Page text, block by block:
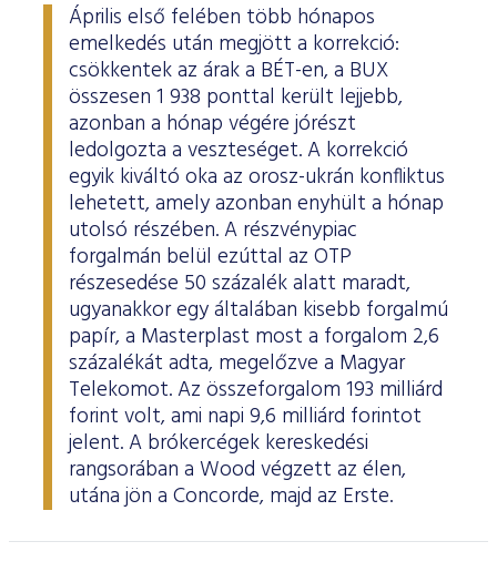
Április első felében több hónapos
emelkedés után megjött a korrekció:
csökkentek az árak a BÉT-en, a BUX
összesen 1 938 ponttal került lejjebb,
azonban a hónap végére jórészt
ledolgozta a veszteséget. A korrekció
egyik kiváltó oka az orosz-ukrán konfliktus
lehetett, amely azonban enyhült a hónap
utolsó részében. A részvénypiac
forgalmán belül ezúttal az OTP
részesedése 50 százalék alatt maradt,
ugyanakkor egy általában kisebb forgalmú
papír, a Masterplast most a forgalom 2,6
százalékát adta, megelőzve a Magyar
Telekomot. Az összeforgalom 193 milliárd
forint volt, ami napi 9,6 milliárd forintot
jelent. A brókercégek kereskedési
rangsorában a Wood végzett az élen,
utána jön a Concorde, majd az Erste.